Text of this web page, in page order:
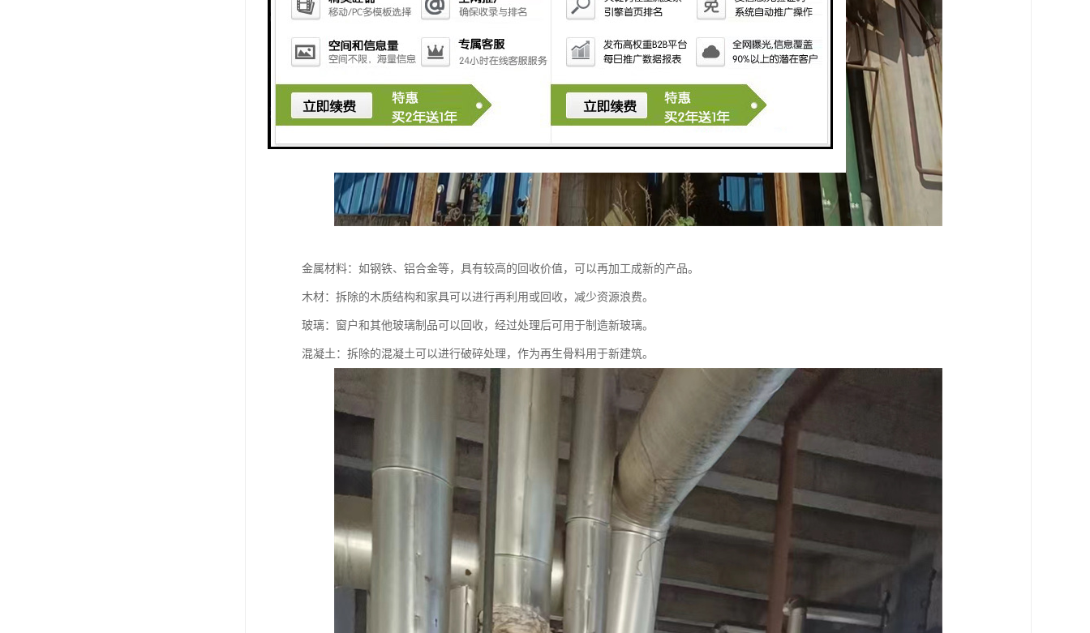
金属材料：如钢铁、铝合金等，具有较高的回收价值，可以再加工成新的产品。
木材：拆除的木质结构和家具可以进行再利用或回收，减少资源浪费。
玻璃：窗户和其他玻璃制品可以回收，经过处理后可用于制造新玻璃。
混凝土：拆除的混凝土可以进行破碎处理，作为再生骨料用于新建筑。